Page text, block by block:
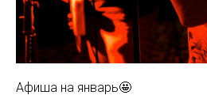
Афиша на январь🤩